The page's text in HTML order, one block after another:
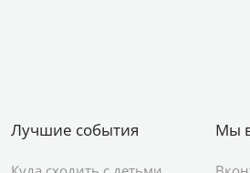
Лучшие события Мы